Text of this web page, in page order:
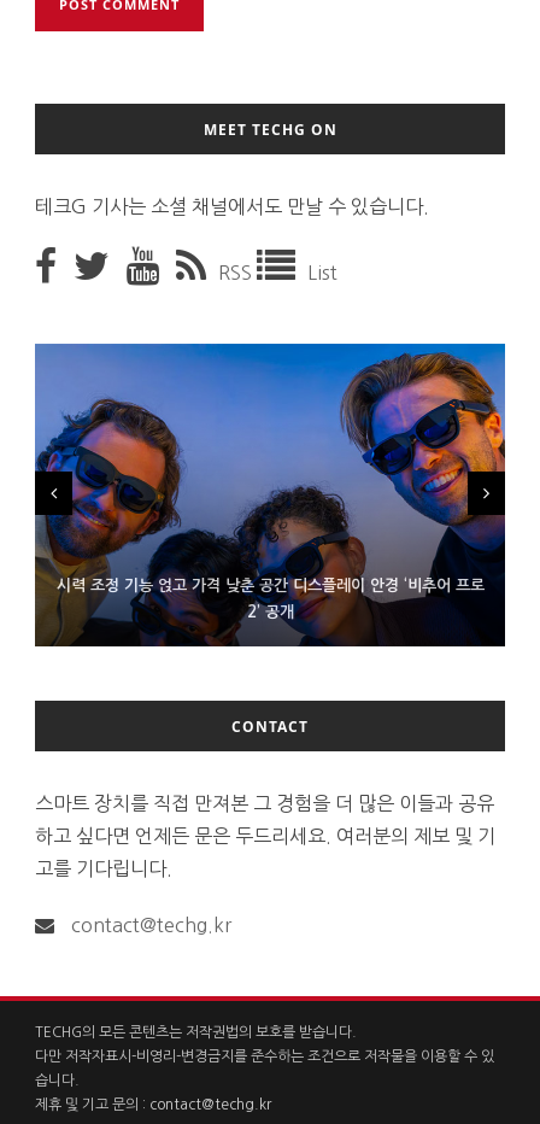
MEET TECHG ON
테크G 기사는 소셜 채널에서도 만날 수 있습니다.
RSS List
시력 조정 기능 얹고 가격 낮춘 공간 디스플레이 안경 ‘비추어 프로
2’ 공개
D램 부족에 10억달러어치 아이폰18 프로세서 패키징 대기 중
300~400달러 반지형 스피커 준비하는 오픈AI
CONTACT
스마트 장치를 직접 만져본 그 경험을 더 많은 이들과 공유
하고 싶다면 언제든 문은 두드리세요. 여러분의 제보 및 기
고를 기다립니다.
contact@techg.kr
TECHG의 모든 콘텐츠는 저작권법의 보호를 받습니다.
다만 저작자표시-비영리-변경금지를 준수하는 조건으로 저작물을 이용할 수 있
습니다.
제휴 및 기고 문의 : contact@techg.kr